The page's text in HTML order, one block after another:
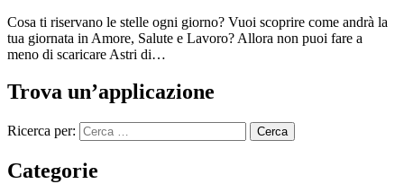
Cosa ti riservano le stelle ogni giorno? Vuoi scoprire come andrà la
tua giornata in Amore, Salute e Lavoro? Allora non puoi fare a
meno di scaricare Astri di…
Trova un’applicazione
Ricerca per:
Categorie